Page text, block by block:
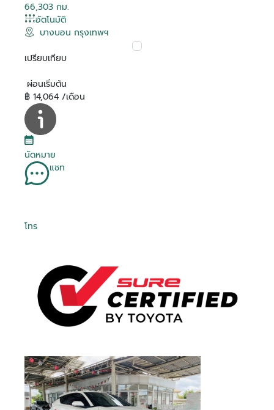
66,303 กม.
อัตโนมัติ
บางบอน กรุงเทพฯ
เปรียบเทียบ
ผ่อนเริ่มต้น
฿ 14,064 /เดือน
นัดหมาย
แชท
โทร